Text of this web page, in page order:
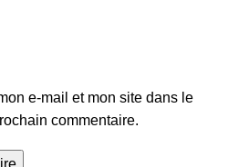
e-mail et mon site dans le
commentaire.